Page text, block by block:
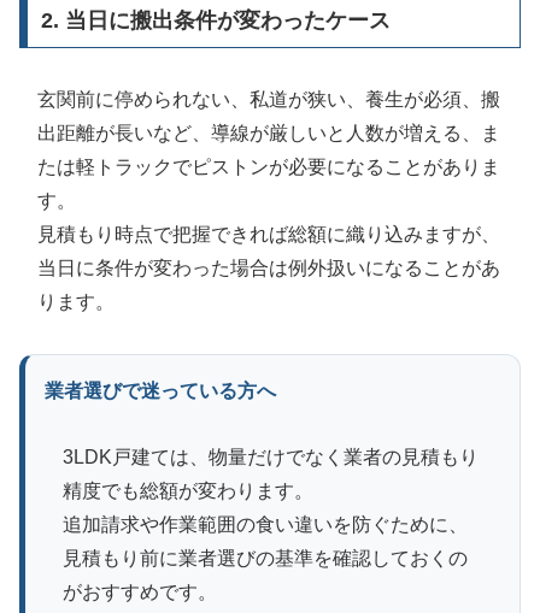
2. 当日に搬出条件が変わったケース
玄関前に停められない、私道が狭い、養生が必須、搬
出距離が長いなど、導線が厳しいと人数が増える、ま
たは軽トラックでピストンが必要になることがありま
す。
見積もり時点で把握できれば総額に織り込みますが、
当日に条件が変わった場合は例外扱いになることがあ
ります。
業者選びで迷っている方へ
3LDK戸建ては、物量だけでなく業者の見積もり
精度でも総額が変わります。
追加請求や作業範囲の食い違いを防ぐために、
見積もり前に業者選びの基準を確認しておくの
がおすすめです。